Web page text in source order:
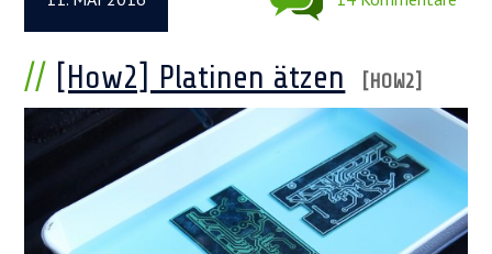
[How2] Platinen ätzen